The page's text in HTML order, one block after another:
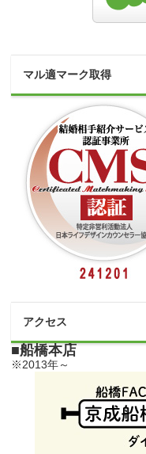
マル適マーク取得
アクセス
■船橋本店
※2013年～